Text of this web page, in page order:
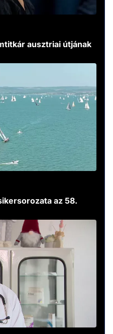
ausztriai útjának
az 58.